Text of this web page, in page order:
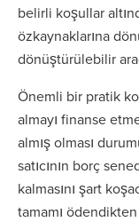
belirli koşullar
özkaynaklarına
dönüştürülebilir
Önemli bir pratik
almayı finanse
almış olması
satıcının borç
kalmasını şart
tamamı